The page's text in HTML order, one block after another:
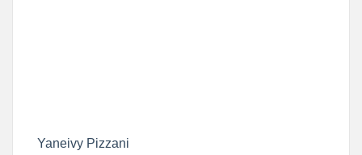
Yaneivy Pizzani